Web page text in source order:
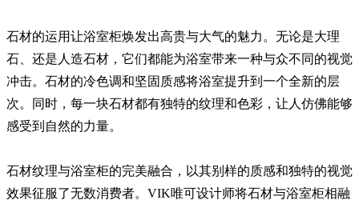
石材的运用让浴室柜焕发出高贵与大气的魅力。无论是大理
石、还是人造石材，它们都能为浴室带来一种与众不同的视觉
冲击。石材的冷色调和坚固质感将浴室提升到一个全新的层
次。同时，每一块石材都有独特的纹理和色彩，让人仿佛能够
感受到自然的力量。
石材纹理与浴室柜的完美融合，以其别样的质感和独特的视觉
效果征服了无数消费者。VIK唯可设计师将石材与浴室柜相融